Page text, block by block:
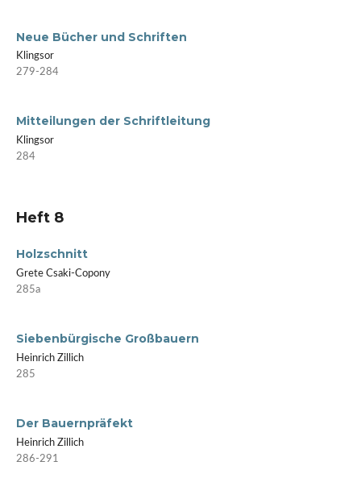
Neue Bücher und Schriften
Klingsor
279-284
Mitteilungen der Schriftleitung
Klingsor
284
Heft 8
Holzschnitt
Grete Csaki-Copony
285a
Siebenbürgische Großbauern
Heinrich Zillich
285
Der Bauernpräfekt
Heinrich Zillich
286-291